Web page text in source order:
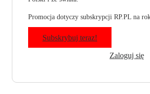
Promocja dotyczy subskrypcji RP.PL na
Subskrybuj teraz!
Zaloguj się